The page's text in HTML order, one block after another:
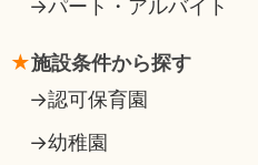
パート・アルバイト
施設条件から探す
認可保育園
幼稚園